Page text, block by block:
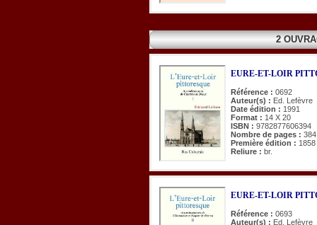
2
EURE-ET-LOIR
Référence : 0692
Auteur(s) : Ed. Lefèvre
Date édition : 1991
Format : 14 X 20
ISBN : 9782877606394
Nombre de pages : 384
Première édition : 1858
Reliure : br.
EURE-ET-LOIR
Référence : 0693
Auteur(s) : Ed. Lefèvre